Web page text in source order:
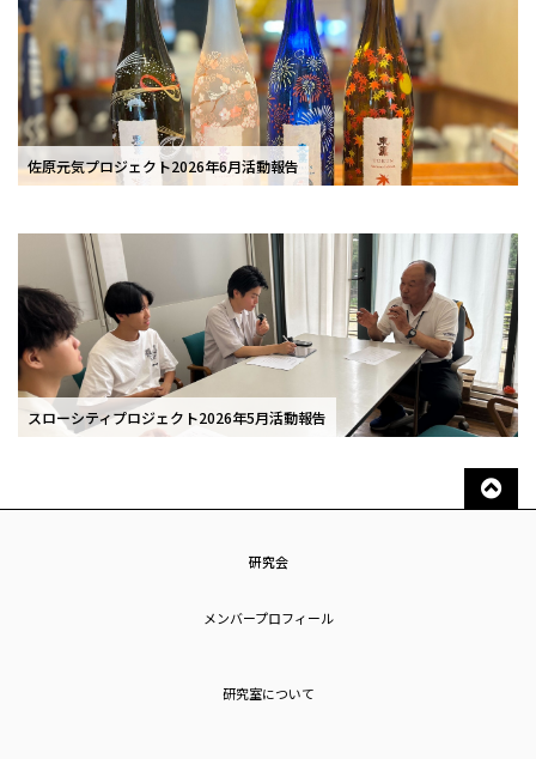
佐原元気プロジェクト2026年6月活動報告
スローシティプロジェクト2026年5月活動報告
研究会
メンバープロフィール
研究室について